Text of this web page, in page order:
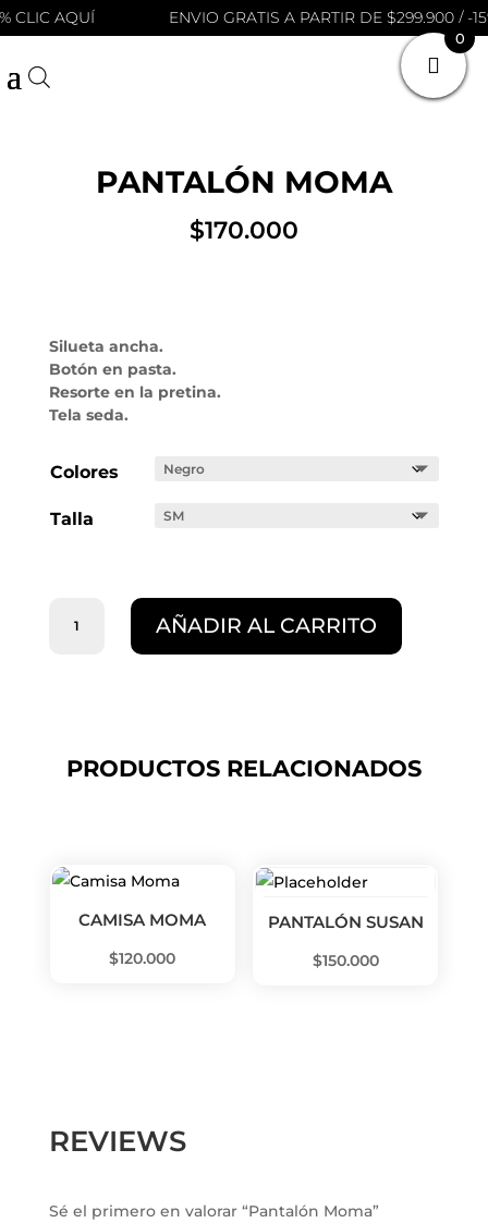
CLIC AQUÍ ENVIO GRATIS A PARTIR DE $299.900 / -
PANTALÓN MOMA
$170.000
Silueta ancha.
Botón en pasta.
Resorte en la pretina.
Tela seda.
Colores
Talla
Moma
AÑADIR AL CARRITO
PRODUCTOS RELACIONADOS
CAMISA MOMA
$120.000
PANTALÓN SUSAN
$150.000
REVIEWS
Sé el primero en valorar “Pantalón Moma”
0